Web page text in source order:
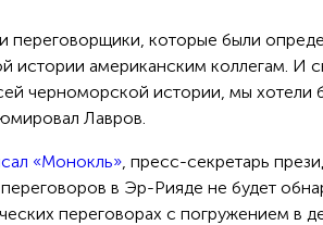
переговорщики, которые были
истории американским коллегам. И
черноморской истории, мы хотели
Лавров.
«Монокль» , пресс-секретарь
в Эр-Рияде не будет
переговорах с погружением в